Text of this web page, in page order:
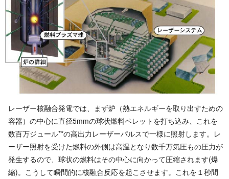
レーザー核融合発電では、まず炉（熱エネルギーを取り出すための
容器）の中心に直径5mmの球状燃料ペレットを打ち込み、これを
数百万ジュール**の高出力レーザーパルスで一様に照射します。レ
ーザー照射を受けた燃料の外側は高温となり数千万気圧もの圧力が
発生するので、球状の燃料はその中心に向かって圧縮されます(爆
縮)。こうして瞬間的に核融合反応を起こさせます。これを１秒間